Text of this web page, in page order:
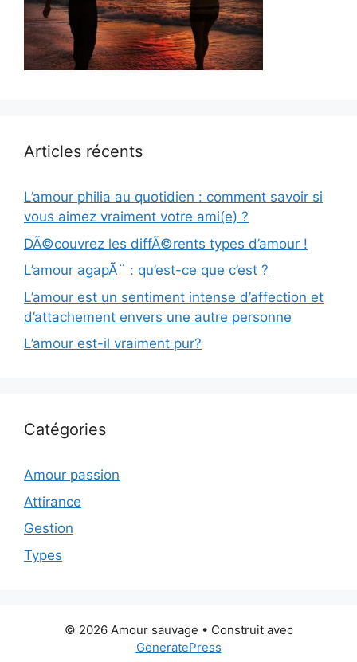
Articles récents
L’amour philia au quotidien : comment savoir si
vous aimez vraiment votre ami(e) ?
DÃ©couvrez les diffÃ©rents types d’amour !
L’amour agapÃ¨ : qu’est-ce que c’est ?
L’amour est un sentiment intense d’affection et
d’attachement envers une autre personne
L’amour est-il vraiment pur?
Catégories
Amour passion
Attirance
Gestion
Types
© 2026 Amour sauvage • Construit avec
GeneratePress